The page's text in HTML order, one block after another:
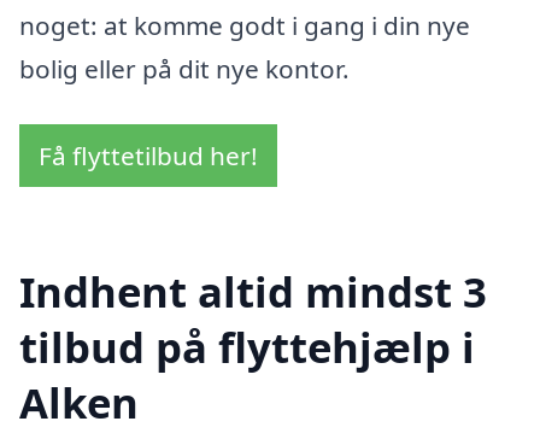
noget: at komme godt i gang i din nye
bolig eller på dit nye kontor.
Få flyttetilbud her!
Indhent altid mindst 3
tilbud på flyttehjælp i
Alken